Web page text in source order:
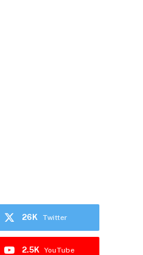
Twitter
26K
YouTube
2.5K